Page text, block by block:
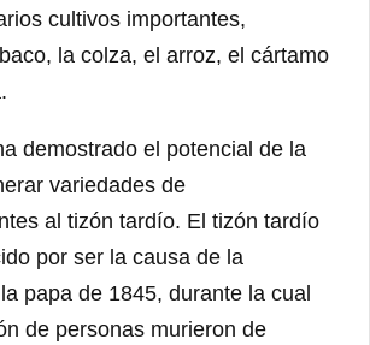
cultivos importantes,
la colza, el arroz, el cártamo
demostrado el potencial de la
variedades de
al tizón tardío. El tizón tardío
por ser la causa de la
papa de 1845, durante la cual
de personas murieron de